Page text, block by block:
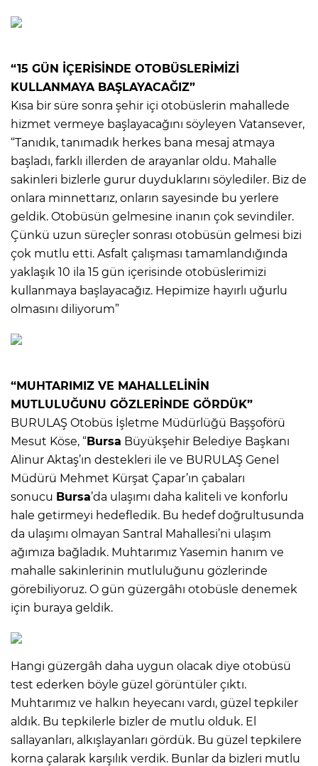
“15 GÜN İÇERİSİNDE OTOBÜSLERİMİZİ
KULLANMAYA BAŞLAYACAĞIZ”
Kısa bir süre sonra şehir içi otobüslerin mahallede
hizmet vermeye başlayacağını söyleyen Vatansever,
“Tanıdık, tanımadık herkes bana mesaj atmaya
başladı, farklı illerden de arayanlar oldu. Mahalle
sakinleri bizlerle gurur duyduklarını söylediler. Biz de
onlara minnettarız, onların sayesinde bu yerlere
geldik. Otobüsün gelmesine inanın çok sevindiler.
Çünkü uzun süreçler sonrası otobüsün gelmesi bizi
çok mutlu etti. Asfalt çalışması tamamlandığında
yaklaşık 10 ila 15 gün içerisinde otobüslerimizi
kullanmaya başlayacağız. Hepimize hayırlı uğurlu
olmasını diliyorum”
“MUHTARIMIZ VE MAHALLELİNİN
MUTLULUĞUNU GÖZLERİNDE GÖRDÜK”
BURULAŞ Otobüs İşletme Müdürlüğü Başşoförü
Mesut Köse, “Bursa Büyükşehir Belediye Başkanı
Alinur Aktaş’ın destekleri ile ve BURULAŞ Genel
Müdürü Mehmet Kürşat Çapar’ın çabaları
sonucu Bursa’da ulaşımı daha kaliteli ve konforlu
hale getirmeyi hedefledik. Bu hedef doğrultusunda
da ulaşımı olmayan Santral Mahallesi’ni ulaşım
ağımıza bağladık. Muhtarımız Yasemin hanım ve
mahalle sakinlerinin mutluluğunu gözlerinde
görebiliyoruz. O gün güzergâhı otobüsle denemek
için buraya geldik.
Hangi güzergâh daha uygun olacak diye otobüsü
test ederken böyle güzel görüntüler çıktı.
Muhtarımız ve halkın heyecanı vardı, güzel tepkiler
aldık. Bu tepkilerle bizler de mutlu olduk. El
sallayanları, alkışlayanları gördük. Bu güzel tepkilere
korna çalarak karşılık verdik. Bunlar da bizleri mutlu